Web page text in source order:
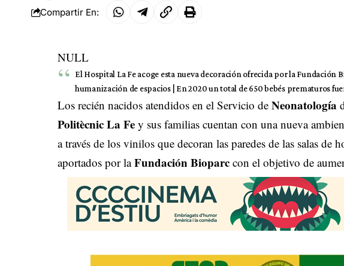
Compartir En:
NULL
El Hospital La Fe acoge esta nueva decoración ofrecida por la Fundación
humanización de espacios | En 2020 un total de 650 bebés prematuros
Los recién nacidos atendidos en el Servicio deNeonatología
Politècnic La Fe y sus familias cuentan con una nueva
a través de los vinilos que decoran las paredes de las salas de
aportados por laFundación Bioparc con el objetivo de